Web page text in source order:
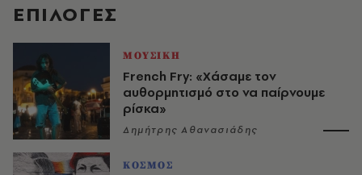
EΠΙΛΟΓΈΣ
ΜΟΥΣΙΚΗ
French Fry: «Χάσαμε τον
αυθορμητισμό στο να παίρνουμε
ρίσκα»
Δημήτρης Αθανασιάδης
ΚΟΣΜΟΣ